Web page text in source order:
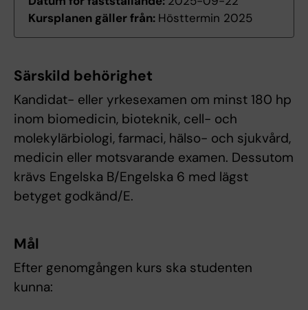
Kursplanen gäller från: Hösttermin 2025
Särskild behörighet
Kandidat- eller yrkesexamen om minst 180 hp
inom biomedicin, bioteknik, cell- och
molekylärbiologi, farmaci, hälso- och sjukvård,
medicin eller motsvarande examen. Dessutom
krävs Engelska B/Engelska 6 med lägst
betyget godkänd/E.
Mål
Efter genomgången kurs ska studenten
kunna: